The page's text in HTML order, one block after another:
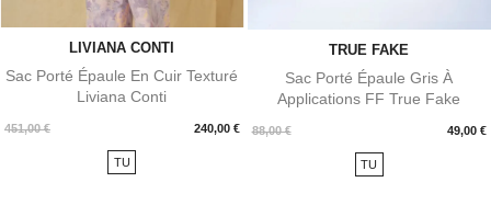
LIVIANA CONTI
Sac Porté Épaule En Cuir Texturé
Liviana Conti
451,00 € 240,00 €
Prix
TU
TRUE FAKE
Sac Porté Épaule Gris À
Applications FF True Fake
88,00 € 49,00 €
Prix
TU